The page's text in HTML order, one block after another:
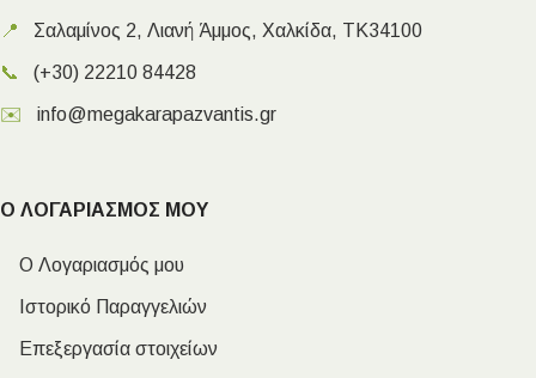
📍 Σαλαμίνος 2, Λιανή Άμμος, Χαλκίδα, ΤΚ34100
📞 (+30) 22210 84428
✉️ info@megakarapazvantis.gr
Ο ΛΟΓΑΡΙΑΣΜΟΣ ΜΟΥ
Ο Λογαριασμός μου
Ιστορικό Παραγγελιών
Επεξεργασία στοιχείων